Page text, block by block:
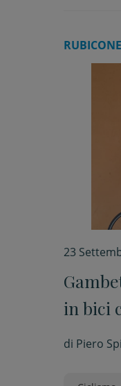
RUBICONE
23
in bici
di Piero